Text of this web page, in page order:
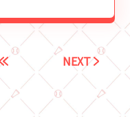
NEXT